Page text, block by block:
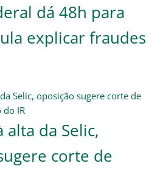
dá 48h para
explicar fraudes
alta da Selic,
corte de